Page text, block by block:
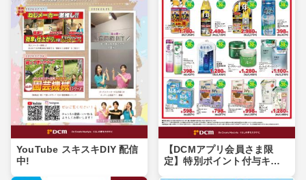
YouTube スキスキDIY 配信
中!
【DCMアプリ会員さま限
定】特別ポイント付与キャ